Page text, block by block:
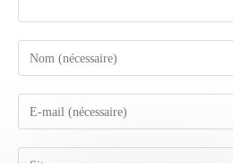
Enter
your
name
to
Enter
your
email
Enter